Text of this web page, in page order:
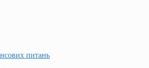
питань